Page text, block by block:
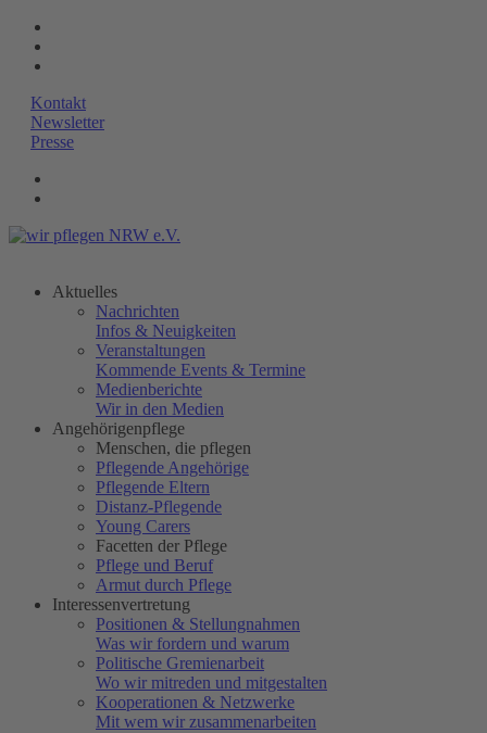
Kontakt
Newsletter
Presse
Aktuelles
Nachrichten
Infos & Neuigkeiten
Veranstaltungen
Kommende Events & Termine
Medienberichte
Wir in den Medien
Angehörigenpflege
Menschen, die pflegen
Pflegende Angehörige
Pflegende Eltern
Distanz-Pflegende
Young Carers
Facetten der Pflege
Pflege und Beruf
Armut durch Pflege
Interessenvertretung
Positionen & Stellungnahmen
Was wir fordern und warum
Politische Gremienarbeit
Wo wir mitreden und mitgestalten
Kooperationen & Netzwerke
Mit wem wir zusammenarbeiten